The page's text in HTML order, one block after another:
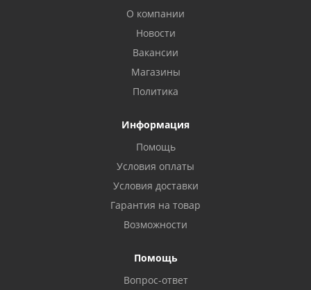
О компании
Новости
Вакансии
Магазины
Политика
Информация
Помощь
Условия оплаты
Условия доставки
Гарантия на товар
Возможности
Помощь
Вопрос-ответ